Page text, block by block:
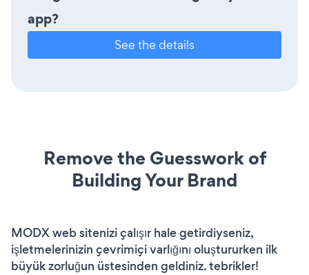
app?
See the details
Remove the Guesswork of
Building Your Brand
MODX web sitenizi çalışır hale getirdiyseniz,
işletmelerinizin çevrimiçi varlığını oluştururken ilk
büyük zorluğun üstesinden geldiniz. tebrikler!